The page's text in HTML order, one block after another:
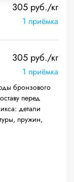
305 руб./кг
1 приёмка
305 руб./кг
1 приёмка
бронзового
перед
детали
пружин,